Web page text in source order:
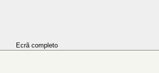
Ecrã completo